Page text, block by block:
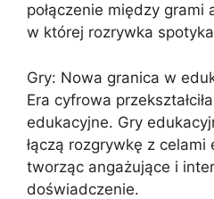
połączenie między
w której rozrywka
Gry: Nowa granica w
Era cyfrowa
edukacyjne. Gry
łączą rozgrywkę z celami
tworząc angażujące i
doświadczenie.